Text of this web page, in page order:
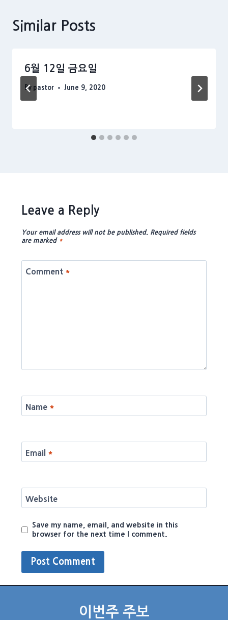
Similar Posts
6월 12일 금요일
By pastor June 9, 2020
Leave a Reply
Your email address will not be published. Required fields
are marked *
Comment *
Name *
Email *
Website
Save my name, email, and website in this
browser for the next time I comment.
이번주 주보